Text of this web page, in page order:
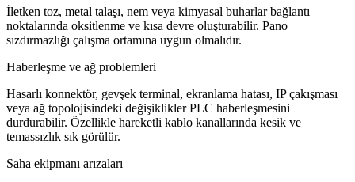
İletken toz, metal talaşı, nem veya kimyasal buharlar bağlantı
noktalarında oksitlenme ve kısa devre oluşturabilir. Pano
sızdırmazlığı çalışma ortamına uygun olmalıdır.
Haberleşme ve ağ problemleri
Hasarlı konnektör, gevşek terminal, ekranlama hatası, IP çakışması
veya ağ topolojisindeki değişiklikler PLC haberleşmesini
durdurabilir. Özellikle hareketli kablo kanallarında kesik ve
temassızlık sık görülür.
Saha ekipmanı arızaları